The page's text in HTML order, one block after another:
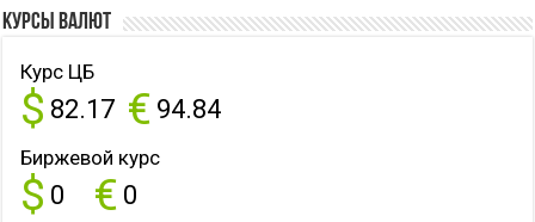
Курсы валют
Курс ЦБ
$ 82.17 € 94.84
Биржевой курс
$ 0 € 0